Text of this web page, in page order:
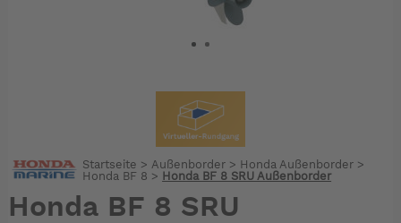
Startseite >Außenborder > Honda Außenborder >
Honda BF 8 > Honda BF 8 SRU Außenborder
Honda BF 8 SRU